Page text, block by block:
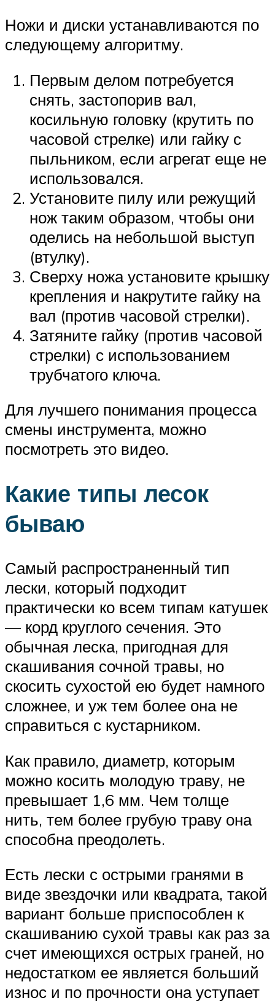
Ножи и диски устанавливаются по
следующему алгоритму.
Первым делом потребуется
снять, застопорив вал,
косильную головку (крутить по
часовой стрелке) или гайку с
пыльником, если агрегат еще не
использовался.
Установите пилу или режущий
нож таким образом, чтобы они
оделись на небольшой выступ
(втулку).
Сверху ножа установите крышку
крепления и накрутите гайку на
вал (против часовой стрелки).
Затяните гайку (против часовой
стрелки) с использованием
трубчатого ключа.
Для лучшего понимания процесса
смены инструмента, можно
посмотреть это видео.
Какие типы лесок
бываю
Самый распространенный тип
лески, который подходит
практически ко всем типам катушек
— корд круглого сечения. Это
обычная леска, пригодная для
скашивания сочной травы, но
скосить сухостой ею будет намного
сложнее, и уж тем более она не
справиться с кустарником.
Как правило, диаметр, которым
можно косить молодую траву, не
превышает 1,6 мм. Чем толще
нить, тем более грубую траву она
способна преодолеть.
Есть лески с острыми гранями в
виде звездочки или квадрата, такой
вариант больше приспособлен к
скашиванию сухой травы как раз за
счет имеющихся острых граней, но
недостатком ее является больший
износ и по прочности она уступает